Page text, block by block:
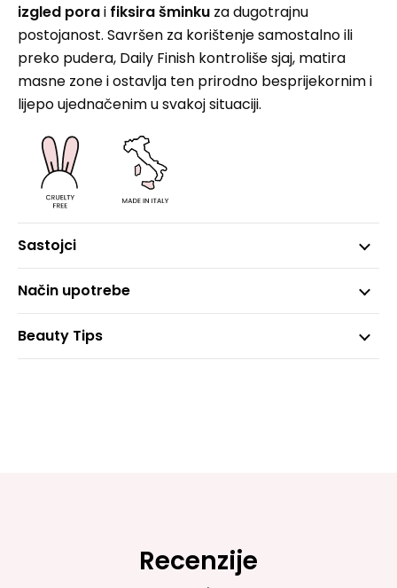
izgled porai fiksira šminku za dugotrajnu
postojanost. Savršen za korištenje samostalno ili
preko pudera, Daily Finish kontroliše sjaj, matira
masne zone i ostavlja ten prirodno besprijekornim i
lijepo ujednačenim u svakoj situaciji.
Sastojci
Način upotrebe
Beauty Tips
Recenzije